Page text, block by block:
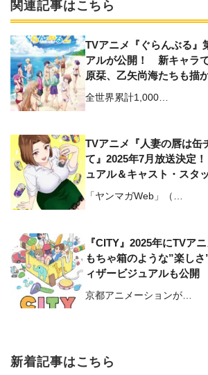
関連記事はこちら
TVアニメ『ぐらんぶる』
アルが公開！ 新キャラ
原栞、乙矢尚海たちも描
全世界累計1,000…
TVアニメ『人妻の唇は缶
て』2025年7月放送決定
ュアル＆キャスト・スタ
「ヤンマガWeb」（…
『CITY』2025年にTVア
もちゃ箱のような”楽し
ィザービジュアルも公開
京都アニメーションが…
新着記事はこちら